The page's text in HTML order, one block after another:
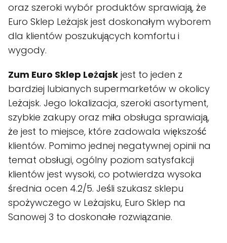
oraz szeroki wybór produktów sprawiają, że
Euro Sklep Leżajsk jest doskonałym wyborem
dla klientów poszukujących komfortu i
wygody.
Zum Euro Sklep Leżajsk jest to jeden z
bardziej lubianych supermarketów w okolicy
Leżajsk. Jego lokalizacja, szeroki asortyment,
szybkie zakupy oraz miła obsługa sprawiają,
że jest to miejsce, które zadowala większość
klientów. Pomimo jednej negatywnej opinii na
temat obsługi, ogólny poziom satysfakcji
klientów jest wysoki, co potwierdza wysoka
średnia ocen 4.2/5. Jeśli szukasz sklepu
spożywczego w Leżajsku, Euro Sklep na
Sanowej 3 to doskonałe rozwiązanie.